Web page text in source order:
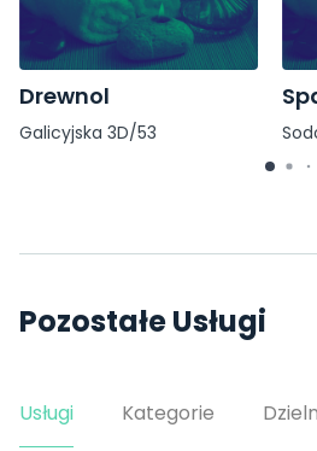
Drewnol
Galicyjska 3D/53
Pozostałe Usługi
Usługi Kategorie